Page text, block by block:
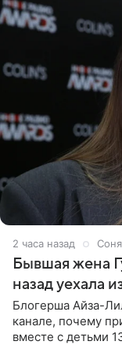
2 часа назад
Бывшая жена
назад уехала
Блогерша Айза-
канале, почему
вместе с детьми